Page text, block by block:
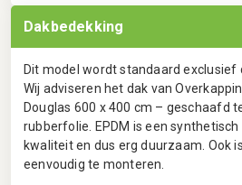
Dakbedekking
Dit model wordt standaard exclusief
Wij adviseren het dak van
Douglas 600 x 400 cm – geschaafd
rubberfolie. EPDM is een
kwaliteit en dus erg duurzaam. Ook
eenvoudig te monteren.